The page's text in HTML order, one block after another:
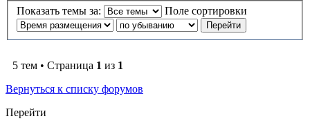
Показать темы за: Поле сортировки
5 тем • Страница 1 из 1
Вернуться к списку форумов
Перейти